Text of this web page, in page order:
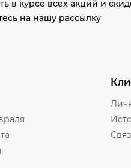
в курсе всех акций и
на нашу рассылку